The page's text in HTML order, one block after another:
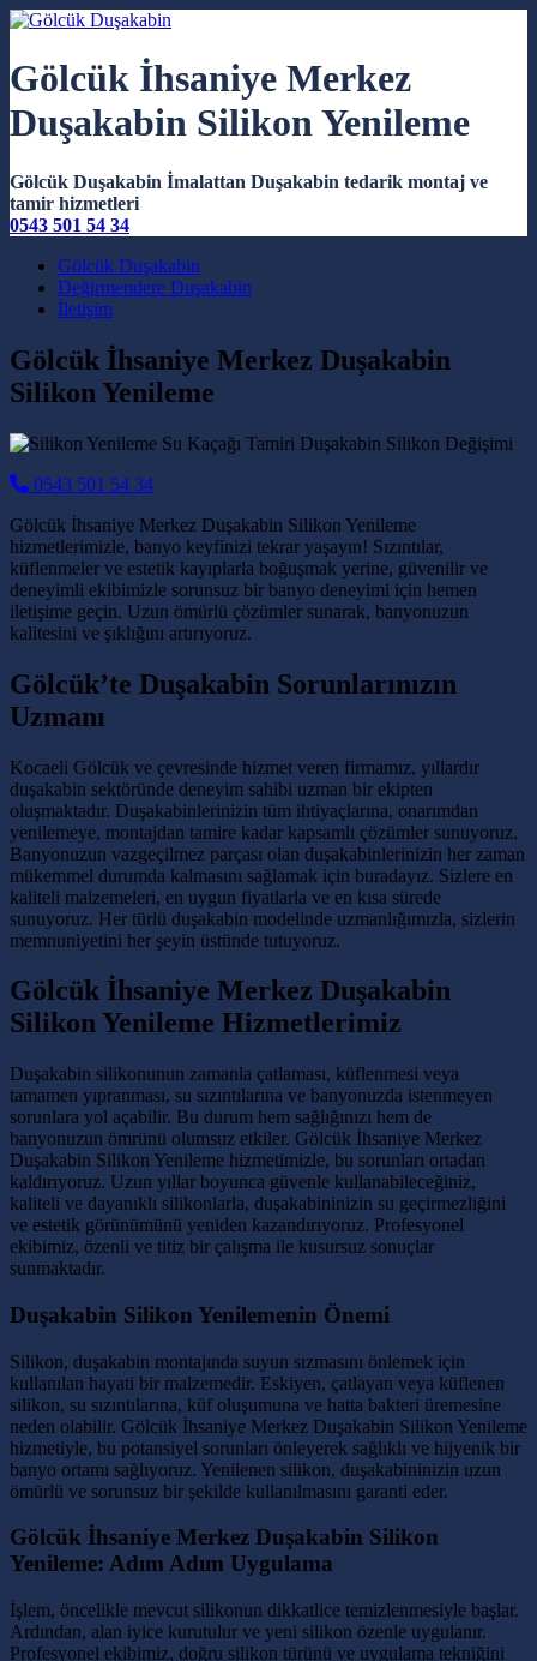
Gölcük İhsaniye Merkez
Duşakabin Silikon Yenileme
Gölcük Duşakabin İmalattan Duşakabin tedarik montaj ve
tamir hizmetleri
0543 501 54 34
Main Navigation
Gölcük Duşakabin
Değirmendere Duşakabin
İletişim
Gölcük İhsaniye Merkez Duşakabin
Silikon Yenileme
0543 501 54 34
Gölcük İhsaniye Merkez Duşakabin Silikon Yenileme
hizmetlerimizle, banyo keyfinizi tekrar yaşayın! Sızıntılar,
küflenmeler ve estetik kayıplarla boğuşmak yerine, güvenilir ve
deneyimli ekibimizle sorunsuz bir banyo deneyimi için hemen
iletişime geçin. Uzun ömürlü çözümler sunarak, banyonuzun
kalitesini ve şıklığını artırıyoruz.
Gölcük’te Duşakabin Sorunlarınızın
Uzmanı
Kocaeli Gölcük ve çevresinde hizmet veren firmamız, yıllardır
duşakabin sektöründe deneyim sahibi uzman bir ekipten
oluşmaktadır. Duşakabinlerinizin tüm ihtiyaçlarına, onarımdan
yenilemeye, montajdan tamire kadar kapsamlı çözümler sunuyoruz.
Banyonuzun vazgeçilmez parçası olan duşakabinlerinizin her zaman
mükemmel durumda kalmasını sağlamak için buradayız. Sizlere en
kaliteli malzemeleri, en uygun fiyatlarla ve en kısa sürede
sunuyoruz. Her türlü duşakabin modelinde uzmanlığımızla, sizlerin
memnuniyetini her şeyin üstünde tutuyoruz.
Gölcük İhsaniye Merkez Duşakabin
Silikon Yenileme Hizmetlerimiz
Duşakabin silikonunun zamanla çatlaması, küflenmesi veya
tamamen yıpranması, su sızıntılarına ve banyonuzda istenmeyen
sorunlara yol açabilir. Bu durum hem sağlığınızı hem de
banyonuzun ömrünü olumsuz etkiler. Gölcük İhsaniye Merkez
Duşakabin Silikon Yenileme hizmetimizle, bu sorunları ortadan
kaldırıyoruz. Uzun yıllar boyunca güvenle kullanabileceğiniz,
kaliteli ve dayanıklı silikonlarla, duşakabininizin su geçirmezliğini
ve estetik görünümünü yeniden kazandırıyoruz. Profesyonel
ekibimiz, özenli ve titiz bir çalışma ile kusursuz sonuçlar
sunmaktadır.
Duşakabin Silikon Yenilemenin Önemi
Silikon, duşakabin montajında suyun sızmasını önlemek için
kullanılan hayati bir malzemedir. Eskiyen, çatlayan veya küflenen
silikon, su sızıntılarına, küf oluşumuna ve hatta bakteri üremesine
neden olabilir. Gölcük İhsaniye Merkez Duşakabin Silikon Yenileme
hizmetiyle, bu potansiyel sorunları önleyerek sağlıklı ve hijyenik bir
banyo ortamı sağlıyoruz. Yenilenen silikon, duşakabininizin uzun
ömürlü ve sorunsuz bir şekilde kullanılmasını garanti eder.
Gölcük İhsaniye Merkez Duşakabin Silikon
Yenileme: Adım Adım Uygulama
İşlem, öncelikle mevcut silikonun dikkatlice temizlenmesiyle başlar.
Ardından, alan iyice kurutulur ve yeni silikon özenle uygulanır.
Profesyonel ekibimiz, doğru silikon türünü ve uygulama tekniğini